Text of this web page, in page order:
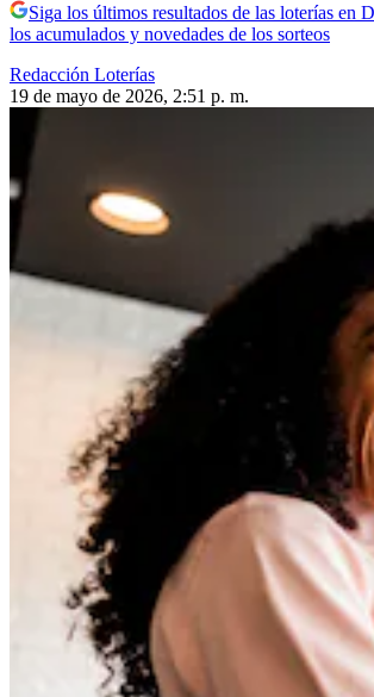
Siga los últimos resultados de las loterías en
los acumulados y novedades de los sorteos
Redacción Loterías
19 de mayo de 2026, 2:51 p. m.